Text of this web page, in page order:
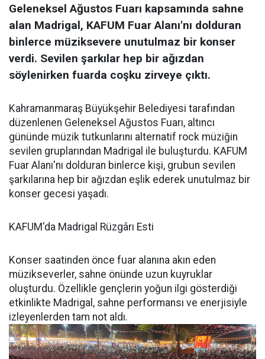
Geleneksel Ağustos Fuarı kapsamında sahne
alan Madrigal, KAFUM Fuar Alanı'nı dolduran
binlerce müziksevere unutulmaz bir konser
verdi. Sevilen şarkılar hep bir ağızdan
söylenirken fuarda coşku zirveye çıktı.
Kahramanmaraş Büyükşehir Belediyesi tarafından
düzenlenen Geleneksel Ağustos Fuarı, altıncı
gününde müzik tutkunlarını alternatif rock müziğin
sevilen gruplarından Madrigal ile buluşturdu. KAFUM
Fuar Alanı'nı dolduran binlerce kişi, grubun sevilen
şarkılarına hep bir ağızdan eşlik ederek unutulmaz bir
konser gecesi yaşadı.
KAFUM'da Madrigal Rüzgârı Esti
Konser saatinden önce fuar alanına akın eden
müzikseverler, sahne önünde uzun kuyruklar
oluşturdu. Özellikle gençlerin yoğun ilgi gösterdiği
etkinlikte Madrigal, sahne performansı ve enerjisiyle
izleyenlerden tam not aldı.